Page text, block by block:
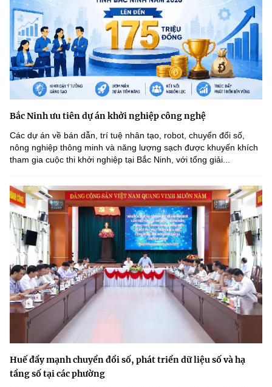
Bắc Ninh ưu tiên dự án khởi nghiệp công nghệ
Các dự án về bán dẫn, trí tuệ nhân tạo, robot, chuyển đổi số,
nông nghiệp thông minh và năng lượng sạch được khuyến khích
tham gia cuộc thi khởi nghiệp tại Bắc Ninh, với tổng giải...
Huế đẩy mạnh chuyển đổi số, phát triển dữ liệu số và hạ
tầng số tại các phường